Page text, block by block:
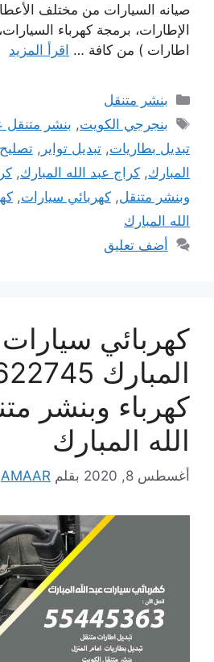
صيانه السيارات من مختلف
الإطارات، برمجة كهرباء
اطارات ) من كافة … اقرأ المزيد
التصنيفات
بنشر متنقل
الوسوم
بنجرجي الكويت, بنشر متنقل
تبديل بطاريات, تبديل تواير ,
المبارك, كراج عبد الله المبارك,
وبنشر متنقل, كهربائي سيارات,
الله المبارك
أضف تعليق
كهربائي سيارات
كهرباء وبنشر
الله المبارك
أغسطس 8, 2020 بقلم AMAAR